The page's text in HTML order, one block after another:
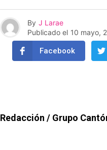
By J Larae
Publicado el 10 mayo,
Facebook
Redacción / Grupo